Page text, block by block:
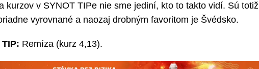
kurzov v SYNOT TIPe nie sme jediní, kto to takto vidí. Sú totiž
vyrovnané a naozaj drobným favoritom je Švédsko.
TIP: Remíza (kurz 4,13).